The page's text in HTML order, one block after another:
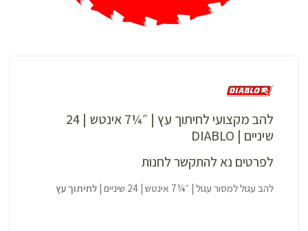
להב מקצועי לחיתוך עץ | ״¼7 אינטש | 24
שיניים | DIABLO
לפרטים נא להתקשר לחנות
להב עגול למסור עגול | ״¼7 אינטש | 24 שיניים | לחיתוך עץ